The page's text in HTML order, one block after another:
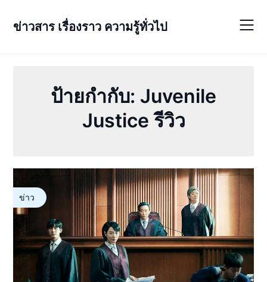
ข่าวสาร เรื่องราว ความรู้ทั่วไป
ป้ายกำกับ: Juvenile
Justice รีวิว
ข่าว